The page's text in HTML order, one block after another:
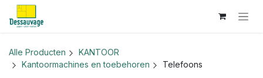
Overslaan naar inhoud
Alle Producten
KANTOOR
Kantoormachines en toebehoren
Telefoons